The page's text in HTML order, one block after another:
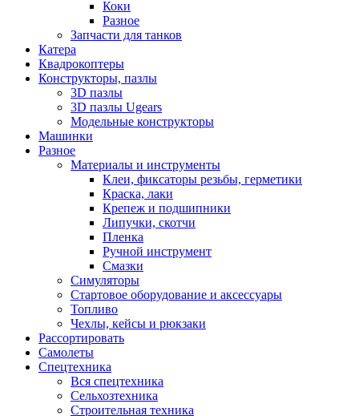
Коки
Разное
Запчасти для танков
Катера
Квадрокоптеры
Конструкторы, пазлы
3D пазлы
3D пазлы Ugears
Модельные конструкторы
Машинки
Разное
Материалы и инструменты
Клеи, фиксаторы резьбы, герметики
Краска, лаки
Крепеж и подшипники
Липучки, скотчи
Пленка
Ручной инструмент
Смазки
Симуляторы
Стартовое оборудование и аксессуары
Топливо
Чехлы, кейсы и рюкзаки
Рассортировать
Самолеты
Спецтехника
Вся спецтехника
Сельхозтехника
Строительная техника